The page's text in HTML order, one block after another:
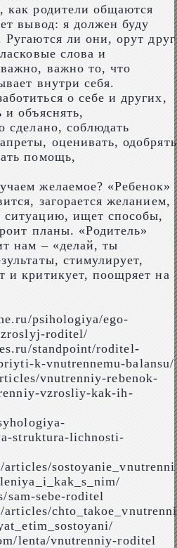
как родители общаются
вывод: я должен буду
Ругаются ли они, орут друг
слова и
важно то, что
внутри себя.
о себе и других,
и объяснять,
сделано, соблюдать
оценивать, одобрять
помощь,
желаемое? «Ребенок»
загорается желанием,
ситуацию, ищет способы,
планы. «Родитель»
нам – «делай, ты
стимулирует,
и критикует, поощряет на
psihologiya/ego-
roditel/
standpoint/roditel-
k-vnutrennemu-balansu/
vnutrenniy-rebenok-
vzrosliy-kak-ih-
struktura-lichnosti-
articles/sostoyanie_vnutrenni
sam-sebe-roditel
articles/chto_takoe_vnutrenni
lenta/vnutrenniy-roditel